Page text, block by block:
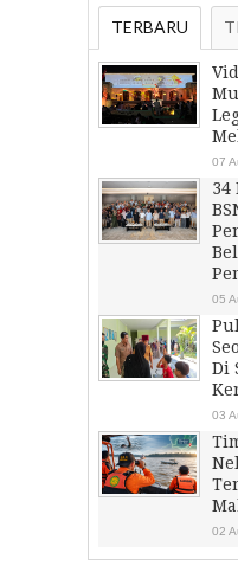
TERBARU
07
34
05
Di
03
02